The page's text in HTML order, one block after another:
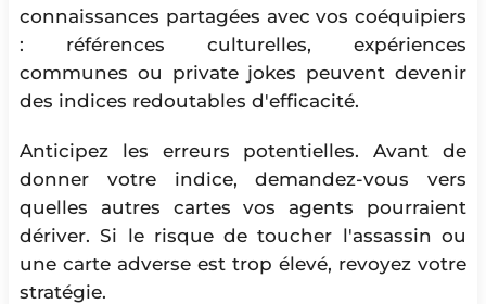
connaissances partagées avec vos coéquipiers
: références culturelles, expériences
communes ou private jokes peuvent devenir
des indices redoutables d'efficacité.
Anticipez les erreurs potentielles. Avant de
donner votre indice, demandez-vous vers
quelles autres cartes vos agents pourraient
dériver. Si le risque de toucher l'assassin ou
une carte adverse est trop élevé, revoyez votre
stratégie.